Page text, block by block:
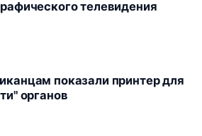
телевидения
показали принтер для
органов